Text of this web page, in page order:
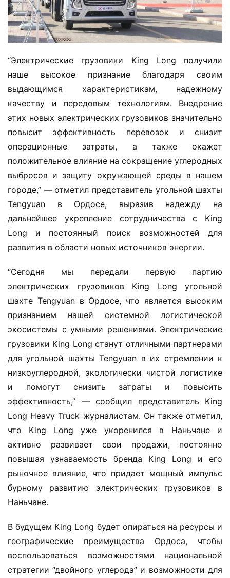
з
о
в
к
е
л
к
и
й
к
о
м
м
е
р
ч
с
к
и
а
в
т
о
м
о
б
и
л
ь
登录 注册
“Электрические грузовики King Long получили
наше высокое признание благодаря своим
выдающимся характеристикам, надежному
качеству и передовым технологиям. Внедрение
этих новых электрических грузовиков значительно
повысит эффективность перевозок и снизит
операционные затраты, а также окажет
положительное влияние на сокращение углеродных
выбросов и защиту окружающей среды в нашем
городе,” — отметил представитель угольной шахты
Tengyuan в Ордосе, выразив надежду на
дальнейшее укрепление сотрудничества с King
Long и постоянный поиск возможностей для
развития в области новых источников энергии.
“Сегодня мы передали первую партию
электрических грузовиков King Long угольной
шахте Tengyuan в Ордосе, что является высоким
признанием нашей системной логистической
экосистемы с умными решениями. Электрические
грузовики King Long станут отличными партнерами
для угольной шахты Tengyuan в их стремлении к
низкоуглеродной, экологически чистой логистике
и помогут снизить затраты и повысить
эффективность,” — сообщил представитель King
Long Heavy Truck журналистам. Он также отметил,
что King Long уже укоренился в Наньчане и
активно развивает свои продажи, постоянно
повышая узнаваемость бренда King Long и его
рыночное влияние, что придает мощный импульс
бурному развитию электрических грузовиков в
Наньчане.
В будущем King Long будет опираться на ресурсы и
географические преимущества Ордоса, чтобы
воспользоваться возможностями национальной
стратегии “двойного углерода” и возможности для